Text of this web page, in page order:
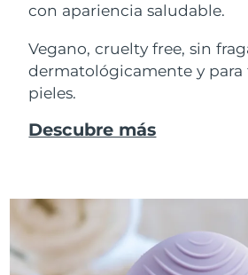
con apariencia saludable.
Vegano, cruelty free, sin
dermatológicamente y
pieles.
Descubre más